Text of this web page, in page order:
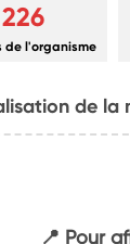
226
de l'organisme
de la
📍 Pour